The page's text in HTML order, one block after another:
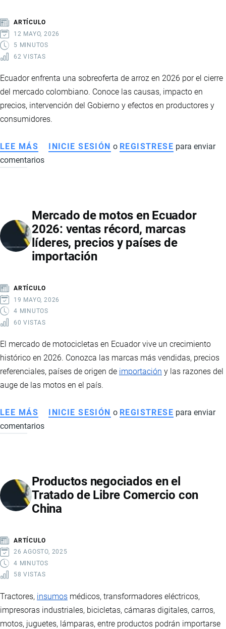
DE
RUTA
DEL
EN
ARTÍCULO
12 MAYO, 2026
5 MINUTOS
62 VISTAS
Ecuador enfrenta una sobreoferta de arroz en 2026 por el cierre
del mercado colombiano. Conoce las causas, impacto en
precios, intervención del Gobierno y efectos en productores y
consumidores.
LEE MÁS SOBRE
SOBREOFERTA
ECUADOR
2026:
CAÍDA
DE
EN
PRODUCTORES
E
INICIE SESIÓN o REGISTRESE para enviar
comentarios
Mercado de motos en Ecuador
2026: ventas récord, marcas
líderes, precios y países de
importación
ARTÍCULO
19 MAYO, 2026
4 MINUTOS
60 VISTAS
El mercado de motocicletas en Ecuador vive un crecimiento
histórico en 2026. Conozca las marcas más vendidas, precios
referenciales, países de origen de importación y las razones del
auge de las motos en el país.
LEE MÁS SOBRE
MERCADO
ECUADOR
2026:
VENTAS
LÍDERES,
PRECIOS
Y
DE
IMPORTACIÓN
INICIE SESIÓN o REGISTRESE para enviar
comentarios
Productos negociados en el
Tratado de Libre Comercio con
China
ARTÍCULO
26 AGOSTO, 2025
4 MINUTOS
58 VISTAS
Tractores, insumos médicos, transformadores eléctricos,
impresoras industriales, bicicletas, cámaras digitales, carros,
motos, juguetes, lámparas, entre productos podrán importarse